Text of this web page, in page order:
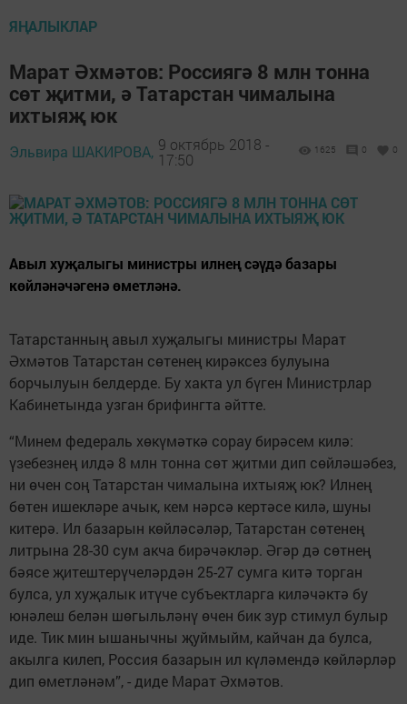
ЯҢАЛЫКЛАР
Марат Әхмәтов: Россиягә 8 млн тонна
сөт җитми, ә Татарстан чималына
ихтыяҗ юк
Эльвира ШАКИРОВА, 9 октябрь 2018 -
17:50
1625 0 0
Авыл хуҗалыгы министры илнең сәүдә базары
көйләнәчәгенә өметләнә.
Татарстанның авыл хуҗалыгы министры Марат
Әхмәтов Татарстан сөтенең кирәксез булуына
борчылуын белдерде. Бу хакта ул бүген Министрлар
Кабинетында узган брифингта әйтте.
“Минем федераль хөкүмәткә сорау бирәсем килә:
үзебезнең илдә 8 млн тонна сөт җитми дип сөйләшәбез,
ни өчен соң Татарстан чималына ихтыяҗ юк? Илнең
бөтен ишекләре ачык, кем нәрсә кертәсе килә, шуны
китерә. Ил базарын көйләсәләр, Татарстан сөтенең
литрына 28-30 сум акча бирәчәкләр. Әгәр дә сөтнең
бәясе җитештерүчеләрдән 25-27 сумга китә торган
булса, ул хуҗалык итүче субъектларга киләчәктә бу
юнәлеш белән шөгыльләнү өчен бик зур стимул булыр
иде. Тик мин ышанычны җуймыйм, кайчан да булса,
акылга килеп, Россия базарын ил күләмендә көйләрләр
дип өметләнәм”, - диде Марат Әхмәтов.